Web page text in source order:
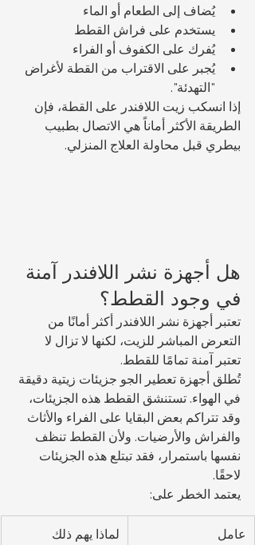
يُضاف إلى الطعام أو الماء
يستخدم على فراش القطط
يُفرك على الكفوف أو الفراء
يُجبر على الاقتراب من القطة لأغراض
"التهدئة".
إذا انسكب زيت اللافندر على القطة، فإن
الطريقة الأكثر أماناً هي الاتصال بطبيب
بيطري قبل محاولة العلاج المنزلي.
هل أجهزة نشر اللافندر آمنة
في وجود القطط؟
تعتبر أجهزة نشر اللافندر أكثر أمانًا من
التعرض المباشر للزيت، لكنها لا تزال لا
تعتبر آمنة تمامًا للقطط.
تُطلق أجهزة تعطير الجو جزيئات زيتية دقيقة
في الهواء. تستنشق القطط هذه الجزيئات،
وقد تتراكم بعض البقايا على الفراء والأثاث
والفراش والأرضيات. ولأن القطط تنظف
نفسها باستمرار، فقد تبتلع هذه الجزيئات
لاحقًا.
يعتمد الخطر على:
عامل لماذا يهم ذلك